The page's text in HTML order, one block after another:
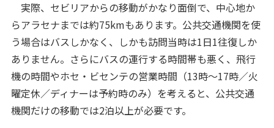
実際、セビリアからの移動がかなり面倒で、中心地か
らアラセナまでは約75kmもあります。公共交通機関を使
う場合はバスしかなく、しかも訪問当時は1日1往復しか
ありません。さらにバスの運行する時間帯も悪く、飛行
機の時間やホセ・ビセンテの営業時間（13時〜17時／火
曜定休／ディナーは予約時のみ）を考えると、公共交通
機関だけの移動では2泊以上が必要です。